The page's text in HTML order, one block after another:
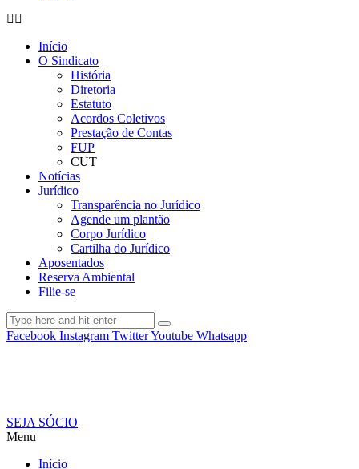
Início
O Sindicato
História
Diretoria
Estatuto
Acordos Coletivos
Prestação de Contas
FUP
CUT
Notícias
Jurídico
Transparência no Jurídico
Agende um plantão
Corpo Jurídico
Cartilha do Jurídico
Aposentados
Reserva Ambiental
Filie-se
Facebook Instagram TwitterYoutube Whatsapp
SEJA SÓCIO
Menu
Início